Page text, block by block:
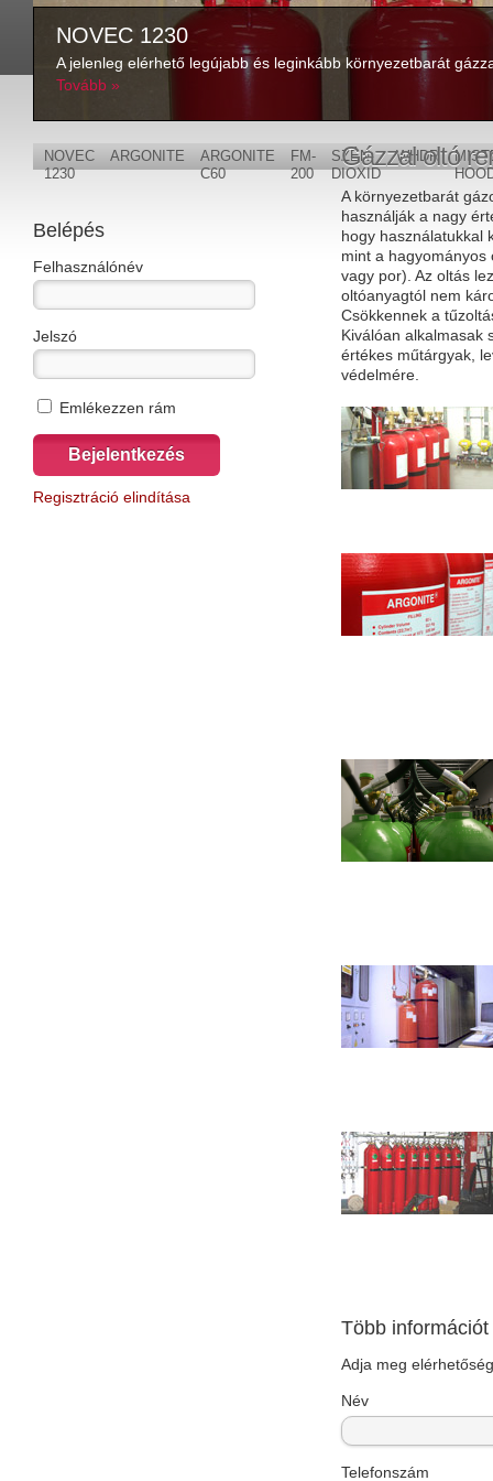
NOVEC 1230
A jelenleg elérhető legújabb és leginkább környezetbarát
Tovább »
NOVEC
1230
ARGONITE
ARGONITE
C60
FM-
200
SZÉN-
DIOXID
WHDR
Belépés
Felhasználónév
Jelszó
Emlékezzen rám
Regisztráció elindítása
Gázzal oltó
A környezetbarát
használják a nagy
hogy használatukkal
mint a
vagy por). Az oltás
oltóanyagtól nem
Csökkennek a
Kiválóan alkalmasak
értékes műtárgyak,
védelmére.
Több
Adja meg
Név
Telefonszám